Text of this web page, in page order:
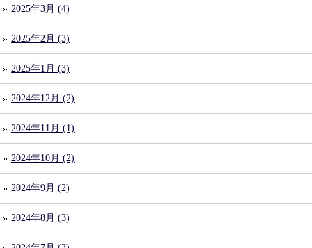
2025年3月 (4)
2025年2月 (3)
2025年1月 (3)
2024年12月 (2)
2024年11月 (1)
2024年10月 (2)
2024年9月 (2)
2024年8月 (3)